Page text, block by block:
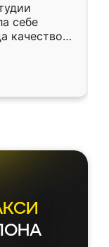
себе
качеством
уже почти